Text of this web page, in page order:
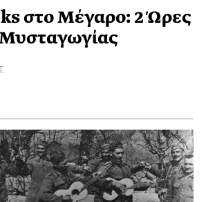
στο Μέγαρο: 2 Ώρες